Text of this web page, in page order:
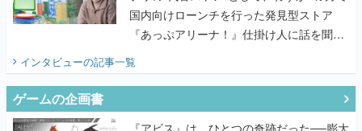
国内向けローンチを行った発見型ストア
『あっぷアリーナ！』仕掛け人に話を聞い
インタビューの記事一覧
ゲームの企画書
『アビス』は、ひとつの奇跡だった──膨大